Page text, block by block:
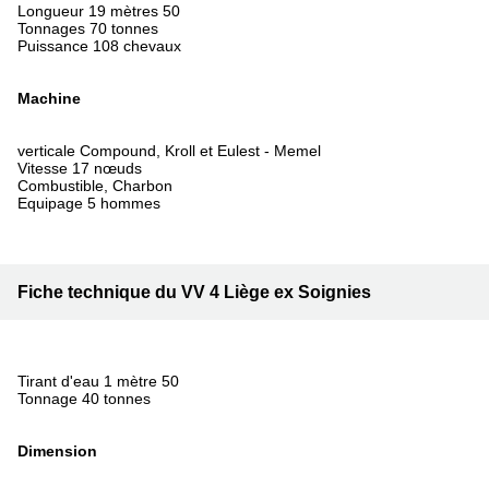
Longueur 19 mètres 50
Tonnages 70 tonnes
Puissance 108 chevaux
Machine
verticale Compound, Kroll et Eulest - Memel
Vitesse 17 nœuds
Combustible, Charbon
Equipage 5 hommes
Fiche technique du VV 4 Liège ex Soignies
Tirant d'eau 1 mètre 50
Tonnage 40 tonnes
Dimension